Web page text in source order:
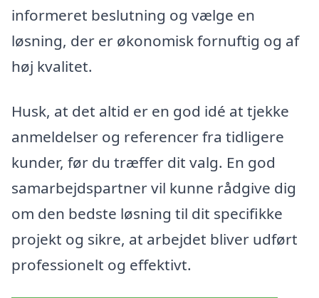
informeret beslutning og vælge en
løsning, der er økonomisk fornuftig og af
høj kvalitet.
Husk, at det altid er en god idé at tjekke
anmeldelser og referencer fra tidligere
kunder, før du træffer dit valg. En god
samarbejdspartner vil kunne rådgive dig
om den bedste løsning til dit specifikke
projekt og sikre, at arbejdet bliver udført
professionelt og effektivt.